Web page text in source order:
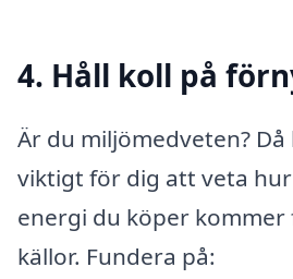
4. Håll koll på
Är du miljömedveten?
viktigt för dig att veta
energi du köper
källor. Fundera på: